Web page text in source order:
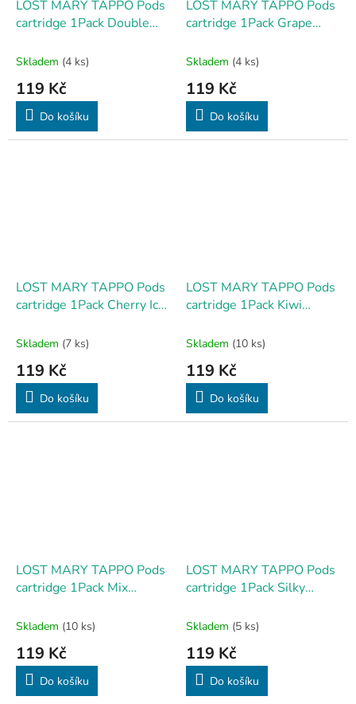
LOST MARY TAPPO Pods
cartridge 1Pack Double
Skladem (4 ks)
119 Kč
Do košíku
LOST MARY TAPPO Pods
cartridge 1Pack Grape
Skladem (4 ks)
119 Kč
Do košíku
LOST MARY TAPPO Pods
cartridge 1Pack Cherry Ice
Skladem (7 ks)
119 Kč
Do košíku
LOST MARY TAPPO Pods
cartridge 1Pack Kiwi
Skladem (10 ks)
119 Kč
Do košíku
LOST MARY TAPPO Pods
cartridge 1Pack Mix
Skladem (10 ks)
119 Kč
Do košíku
LOST MARY TAPPO Pods
cartridge 1Pack Silky
Skladem (5 ks)
119 Kč
Do košíku